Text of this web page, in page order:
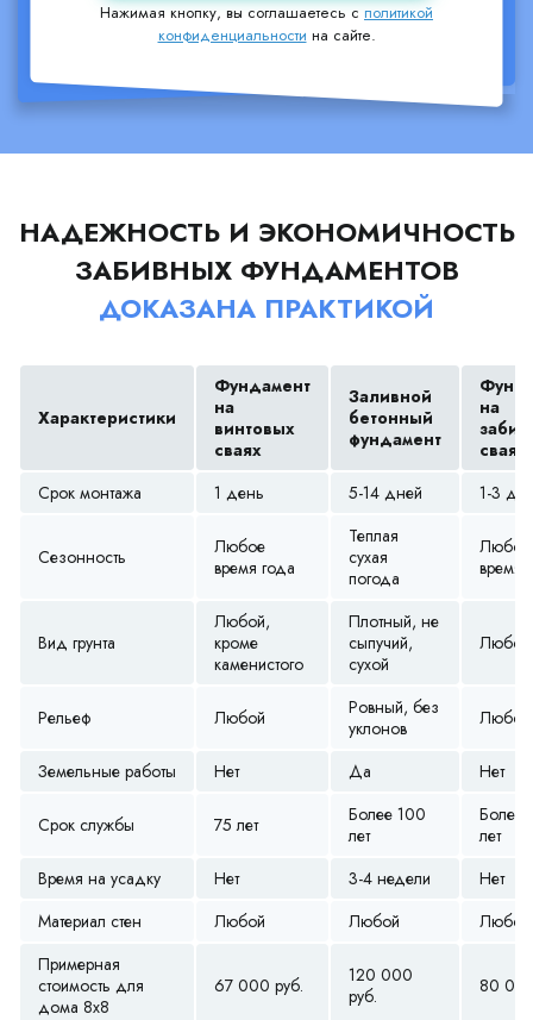
Нажимая кнопку, вы соглашаетесь сполитикой
конфиденциальности на сайте.
НАДЕЖНОСТЬ И ЭКОНОМИЧНОСТЬ
ЗАБИВНЫХ ФУНДАМЕНТОВ
ДОКАЗАНА ПРАКТИКОЙ
Характеристики
Фундамент
на
винтовых
сваях
Заливной
бетонный
фундамент
на
сваях
Срок монтажа
1 день 5-14 дней 1-3
Сезонность
Любое
время года
Теплая
сухая
погода
Любое
время
Вид грунта
Любой,
кроме
каменистого
Плотный, не
сыпучий,
сухой
Любой
Рельеф Любой
Ровный, без
уклонов
Любой
Земельные работы Нет Да Нет
Срок службы 75 лет
Более 100
лет
Более
лет
Время на усадку
Нет 3-4 недели
Нет
Материал стен
Любой Любой
Любой
Примерная
стоимость для
дома 8х8
67 000 руб.
120 000
руб.
80